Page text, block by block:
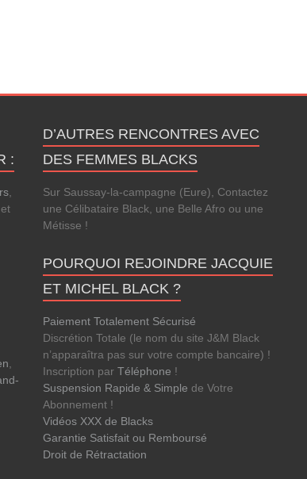
:
et
D’AUTRES RENCONTRES AVEC
DES FEMMES BLACKS
Sur Saussay-la-campagne (Eure), Contactez
une Célibataire Black, une Belle Afro ou une
Métisse !
POURQUOI REJOINDRE JACQUIE
ET MICHEL BLACK ?
Paiement Totalement Sécurisé
Discrétion Totale (le nom du site J&M Black
n’apparaîtra pas sur votre compte bancaire) !
Inscription par Téléphone !
Suspension Rapide & Simple de Votre
Abonnement !
Vidéos XXX de Blacks
Garantie Satisfait ou Remboursé
Droit de Rétractation